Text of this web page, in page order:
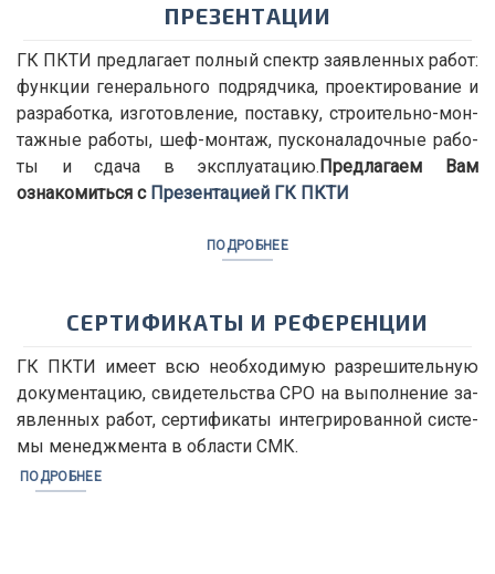
ПРЕЗЕНТАЦИИ
ГК ПКТИ пред­ла­га­ет пол­ный спектр за­яв­лен­ных ра­бот:
функ­ции ге­не­раль­но­го под­ряд­чи­ка, про­ек­ти­ро­ва­ние и
раз­ра­бот­ка, из­го­тов­ле­ние, по­став­ку, стро­и­тель­но-мон­
таж­ные ра­бо­ты, шеф-мон­таж, пус­ко­на­ла­доч­ные ра­бо­
ты и сда­ча в экс­плу­а­та­цию.Предлагаем Вам
ознакомиться с Презентацией ГК ПКТИ
ПОДРОБНЕЕ
СЕР­ТИ­ФИ­КА­ТЫ И РЕ­ФЕ­РЕН­ЦИИ
ГК ПКТИ име­ет всю необ­хо­ди­мую раз­ре­ши­тель­ную
до­ку­мен­та­цию, сви­де­тель­ства СРО на вы­пол­не­ние за­
яв­лен­ных ра­бот, сер­ти­фи­ка­ты ин­те­гри­ро­ван­ной си­сте­
мы ме­недж­мен­та в об­ла­сти СМК.
ПОДРОБНЕЕ